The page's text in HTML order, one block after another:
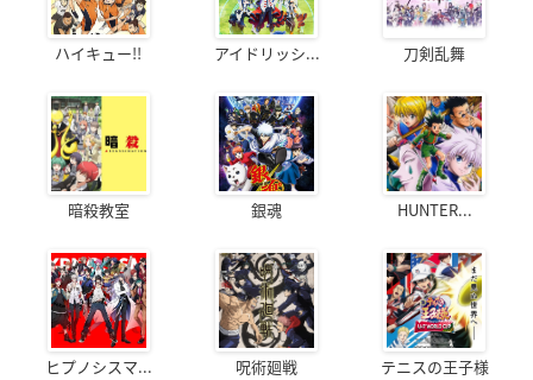
ハイキュー!! アイドリッシ... 刀剣乱舞
暗殺教室 銀魂 HUNTER...
ヒプノシスマ... 呪術廻戦 テニスの王子様